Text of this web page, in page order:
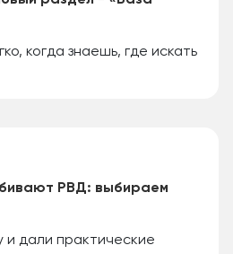
когда знаешь, где искать
РВД: выбираем
и дали практические